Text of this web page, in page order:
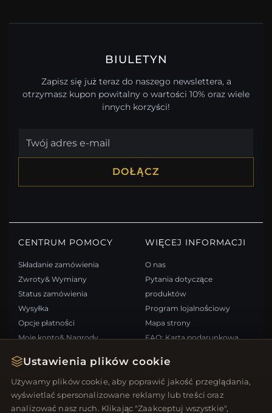
Ustawienia plików cookie
Używamy plików cookie, aby poprawić jakość przeglądania,
wyświetlać spersonalizowane reklamy lub treści oraz
analizować nasz ruch. Klikając "Zaakceptuj wszystkie",
BIULETYN
Zapisz się już teraz do naszego newslettera, a
otrzymasz kupon powitalny o wartości 10% oraz wiele
innych korzyści!
DOŁĄCZ
CENTRUM POMOCY
Składanie zamówienia
Zwroty& Wymiany
Status zamówienia
Wysyłka
Opcje płatności
Moje konto& Nagrody
WIĘCEJ INFORMACJI
O nas
Pytania dotyczące
produktów
Program lojalnościowy
Mapa strony
FAQ: Karta podarunkowa
Wypisz się z newslettera
SZYBKIE LINKI ŚLEDŹ NAS